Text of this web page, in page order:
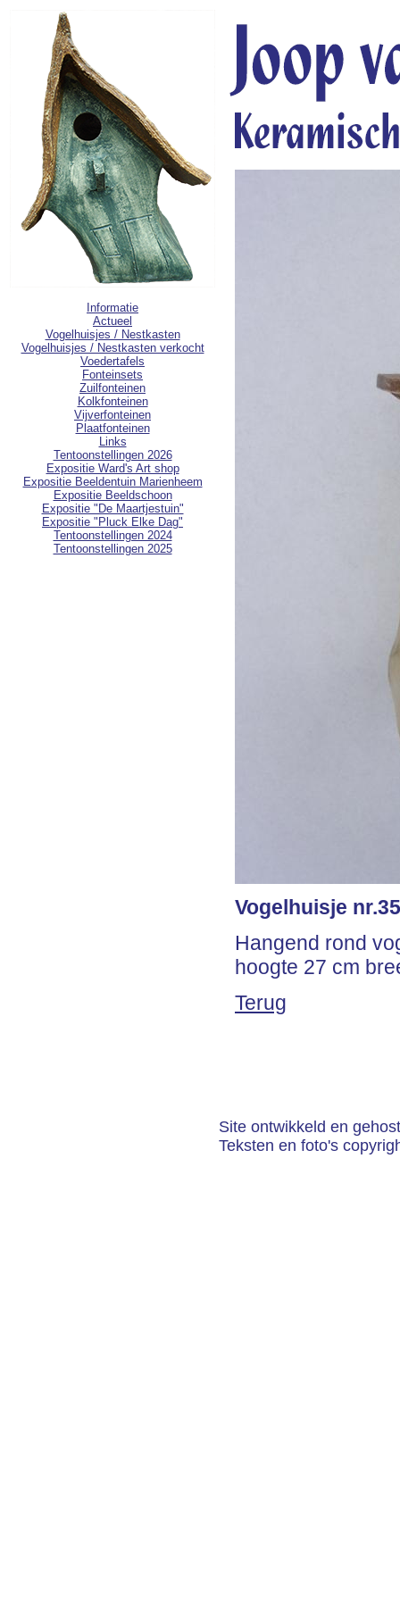
Informatie
Actueel
Vogelhuisjes / Nestkasten
Vogelhuisjes / Nestkasten verkocht
Voedertafels
Fonteinsets
Zuilfonteinen
Kolkfonteinen
Vijverfonteinen
Plaatfonteinen
Links
Tentoonstellingen 2026
Expositie Ward's Art shop
Expositie Beeldentuin Marienheem
Expositie Beeldschoon
Expositie "De Maartjestuin"
Expositie "Pluck Elke Dag"
Tentoonstellingen 2024
Tentoonstellingen 2025
Vogelhuisje
Hangend rond
hoogte 27 cm
Terug
Site ontwikkeld en
Teksten en foto's